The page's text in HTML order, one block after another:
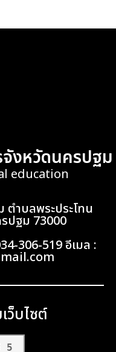
งหวัดนครปฐม
education
ตำบลพระประโทน
ปฐม 73000
306-519 อีเมล :
ว็บไซต์